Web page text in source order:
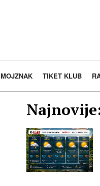
MOJZNAK TIKET KLUB